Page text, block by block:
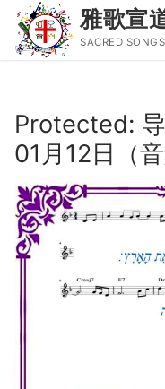
content
雅歌宣
SACRED
Search
for:
主页
主日讲道
圣经导读新唱
属灵书籍
Protected:
01月12日（